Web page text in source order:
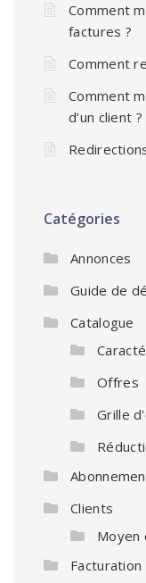
Comment
factures ?
Comment
Comment
d’un client ?
Catégories
Annonces
Guide de
Catalogue
Offres
Grille
Clients
Moyen
Facturation